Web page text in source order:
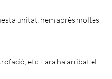
unitat, hem après moltes
etc. I ara ha arribat el